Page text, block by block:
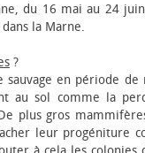
du 16 mai au 24
la Marne.
?
sauvage en période
au sol comme la
plus gros
leur progéniture